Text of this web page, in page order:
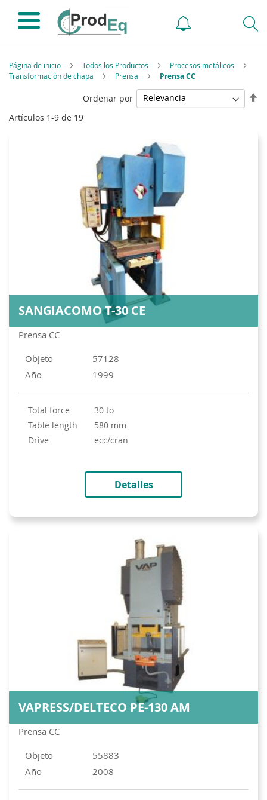
Página de inicio Todos los Productos
Procesos metálicos
Transformación de chapa
Prensa Prensa CC
Artículos 1-9 de 19
Ordenar por
Prensa CC
SANGIACOMO T-30 CE
Objeto
57128
Año
1999
total force
30 to
table length
580 mm
drive
ecc/cran
Detalles
Prensa CC
VAPRESS/DELTECO PE-130 AM
Objeto
55883
Año
2008